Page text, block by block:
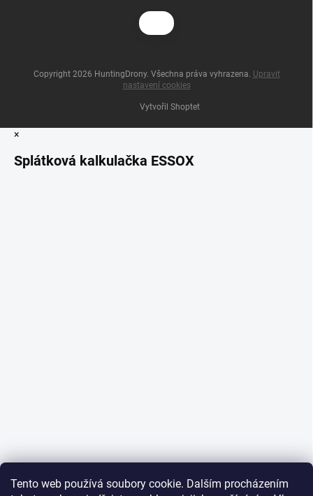
Tento web používá soubory cookie. Dalším procházením
Vytvořil Shoptet
Copyright 2026 HuntingDrony. Všechna práva vyhrazena. Upravit
nastavení cookies
×
Splátková kalkulačka ESSOX